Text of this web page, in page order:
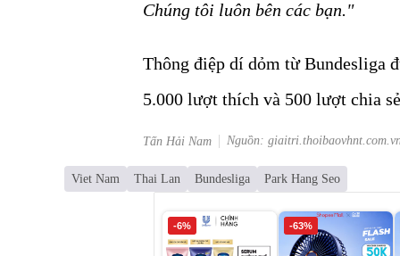
Chúng tôi luôn bên các bạn."
Thông điệp dí dỏm từ Bundesliga
5.000 lượt thích và 500 lượt chia
Tấn Hải Nam Nguồn:
Viet Nam Thai Lan Bundesliga Park Hang Seo
-6% -63%